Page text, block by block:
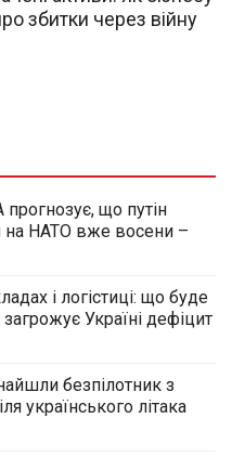
збитки через війну
що путін
на НАТО вже восени –
і логістиці: що буде
Україні дефіцит
безпілотник з
українського літака